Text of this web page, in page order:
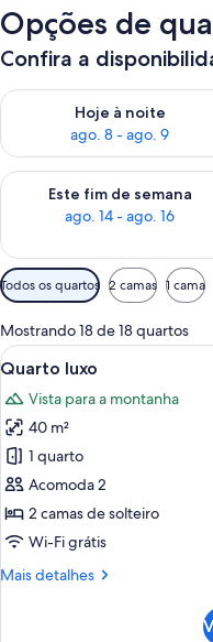
Opções de
Confira a
Hoje à noite
ago. 8 - ago. 9
Verifica a disponibilidade
Este fim de semana
ago. 14 - ago. 16
Verifica a disponibilidade
Filtros
disponíveis
para
os
quartos
Todos os quartos 2 camas 1 cama
Mostrando 18 de 18 quartos
Carrega
todas
as
fotos
de
Quarto
luxo
2
Quarto luxo
Vista para a montanha
40 m²
1 quarto
Acomoda 2
2 camas de solteiro
Wi-Fi grátis
Mais detalhes
Mais